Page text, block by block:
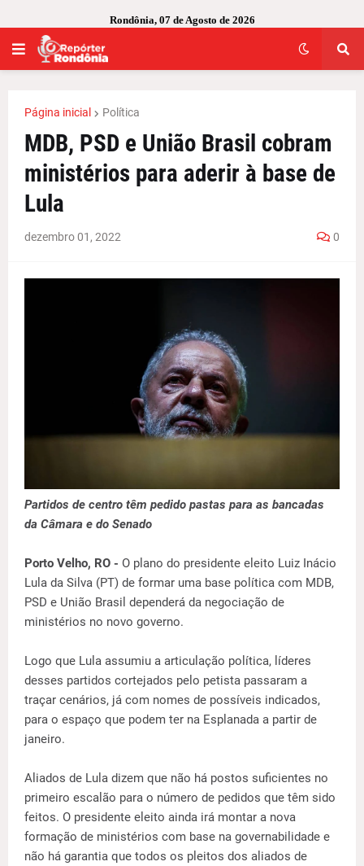
Rondônia, 07 de Agosto de 2026
Página inicial Política
MDB, PSD e União Brasil cobram
ministérios para aderir à base de
Lula
dezembro 01, 2022 0
Partidos de centro têm pedido pastas para as bancadas
da Câmara e do Senado
Porto Velho, RO - O plano do presidente eleito Luiz Inácio
Lula da Silva (PT) de formar uma base política com MDB,
PSD e União Brasil dependerá da negociação de
ministérios no novo governo.
Logo que Lula assumiu a articulação política, líderes
desses partidos cortejados pelo petista passaram a
traçar cenários, já com nomes de possíveis indicados,
para o espaço que podem ter na Esplanada a partir de
janeiro.
Aliados de Lula dizem que não há postos suficientes no
primeiro escalão para o número de pedidos que têm sido
feitos. O presidente eleito ainda irá montar a nova
formação de ministérios com base na governabilidade e
não há garantia que todos os pleitos dos aliados de